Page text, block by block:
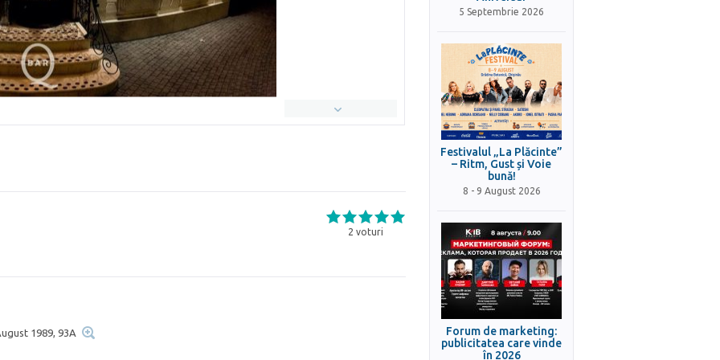
2 voturi
1989, 93A
5 Septembrie 2026
Festivalul „La Plăcinte”
– Ritm, Gust și Voie
bună!
8 - 9 August 2026
Forum de marketing:
publicitatea care vinde
în 2026